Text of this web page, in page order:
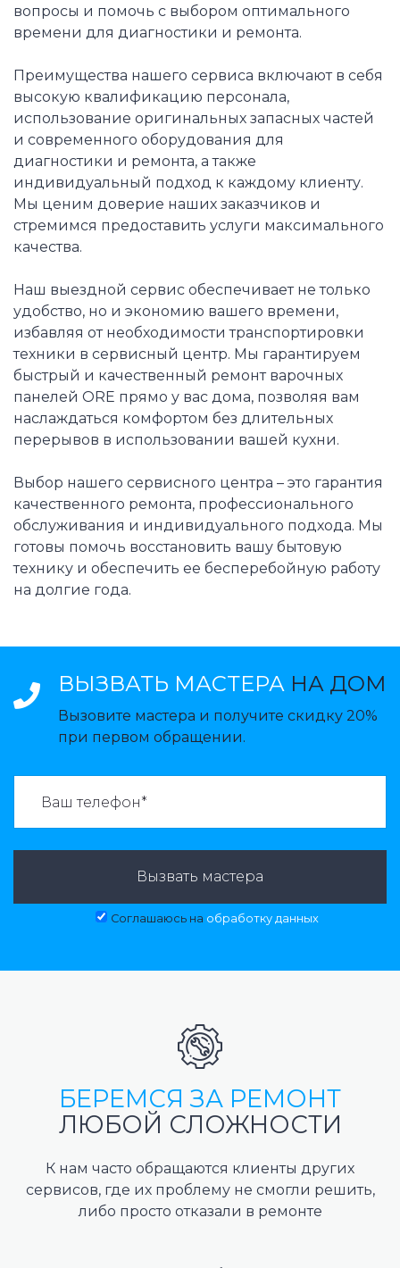
вопросы и помочь с выбором оптимального
времени для диагностики и ремонта.
Преимущества нашего сервиса включают в себя
высокую квалификацию персонала,
использование оригинальных запасных частей
и современного оборудования для
диагностики и ремонта, а также
индивидуальный подход к каждому клиенту.
Мы ценим доверие наших заказчиков и
стремимся предоставить услуги максимального
качества.
Наш выездной сервис обеспечивает не только
удобство, но и экономию вашего времени,
избавляя от необходимости транспортировки
техники в сервисный центр. Мы гарантируем
быстрый и качественный ремонт варочных
панелей ORE прямо у вас дома, позволяя вам
наслаждаться комфортом без длительных
перерывов в использовании вашей кухни.
Выбор нашего сервисного центра – это гарантия
качественного ремонта, профессионального
обслуживания и индивидуального подхода. Мы
готовы помочь восстановить вашу бытовую
технику и обеспечить ее бесперебойную работу
на долгие года.
ВЫЗВАТЬ МАСТЕРА НА ДОМ
Вызовите мастера и получите скидку 20%
при первом обращении.
Вызвать мастера
Соглашаюсь на обработку данных
БЕРЕМСЯ ЗА РЕМОНТ
ЛЮБОЙ СЛОЖНОСТИ
К нам часто обращаются клиенты других
сервисов, где их проблему не смогли решить,
либо просто отказали в ремонте